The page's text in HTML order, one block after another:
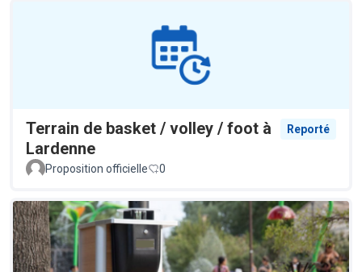
Terrain de basket / volley / foot à
Lardenne
Reporté
Proposition officielle 0